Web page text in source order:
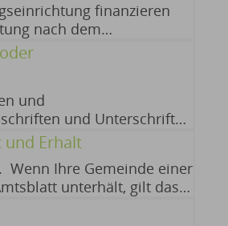
finanzieren
nach dem
zu den konkreten
und
und Unterschriften
wird die Echtheit
07.07.2026
und Erhalt
Wenn Ihre Gemeinde einer
unterhält, gilt das
Gemeinde. 07.07.2026